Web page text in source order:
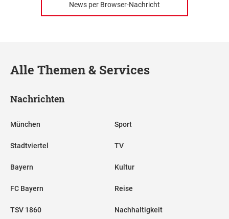
News per Browser-Nachricht
Alle Themen & Services
Nachrichten
München
Stadtviertel
Bayern
FC Bayern
TSV 1860
Sport
TV
Kultur
Reise
Nachhaltigkeit